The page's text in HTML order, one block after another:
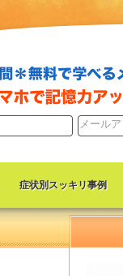
症状別スッキリ事例